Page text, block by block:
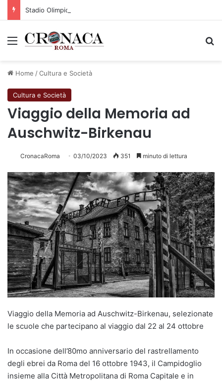
Stadio Olimpico, definito il piano mobilità 2026-27
Menu
Home /Cultura e Società
Cultura e Società
Viaggio della Memoria ad
Auschwitz-Birkenau
CronacaRoma 03/10/2023 351 minuto di lettura
Viaggio della Memoria ad Auschwitz-Birkenau, selezionate
le scuole che partecipano al viaggio dal 22 al 24 ottobre
In occasione dell’80mo anniversario del rastrellamento
degli ebrei da Roma del 16 ottobre 1943, il Campidoglio
insieme alla Città Metropolitana di Roma Capitale e in